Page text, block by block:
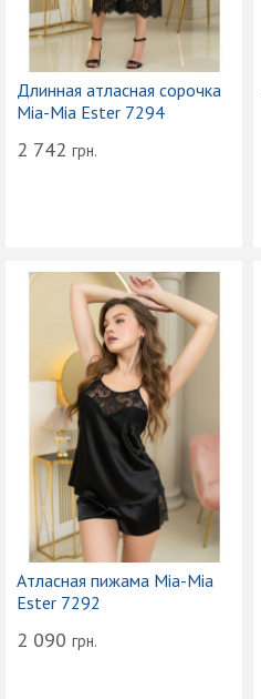
Длинная атласная сорочка
Mia-Mia Ester 7294
2 742 грн.
Атласная пижама Mia-Mia
Ester 7292
2 090 грн.